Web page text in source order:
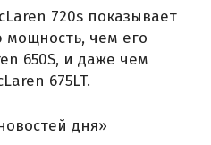
720s показывает
мощность, чем его
650S, и даже чем
675LT.
дня»